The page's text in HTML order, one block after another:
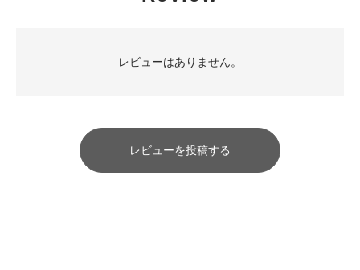
レビューはありません。
レビューを投稿する